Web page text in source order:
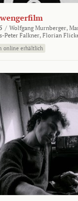
/ Wolfgang Murnberger,
Peter Falkner,Florian
online erhältlich